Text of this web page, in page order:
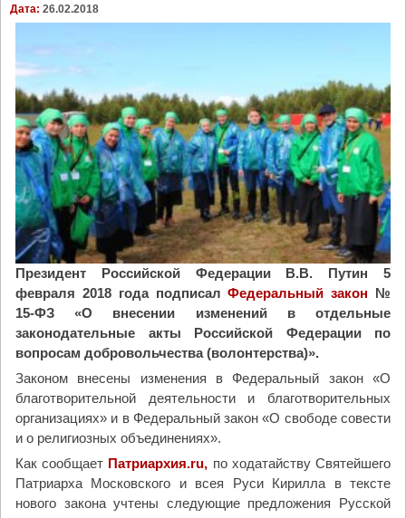
и
с
т
а
л
и
п
о
б
е
д
и
т
е
и
р
а
н
Дата: 26.02.2018
Президент Российской Федерации В.В. Путин 5
февраля 2018 года подписалФедеральный закон №
15-ФЗ «О внесении изменений в отдельные
законодательные акты Российской Федерации по
вопросам добровольчества (волонтерства)».
Законом внесены изменения в Федеральный закон «О
благотворительной деятельности и благотворительных
организациях» и в Федеральный закон «О свободе совести
и о религиозных объединениях».
Как сообщает Патриархия.ru, по ходатайству Святейшего
Патриарха Московского и всея Руси Кирилла в тексте
нового закона учтены следующие предложения Русской